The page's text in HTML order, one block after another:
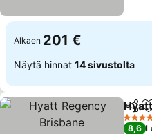
Alkaen 201 €
Näytä hinnat 14 sivustolta
Jaa
5
8,6